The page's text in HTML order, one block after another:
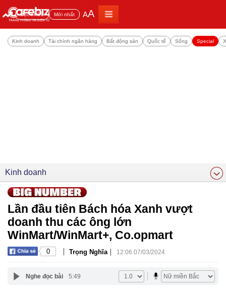
Đọc nhiều Mới nhất AA
Kinh doanh Tài chính ngân hàng Bất động sản Quốc tế Sống Special
Kinh doanh
Lần đầu tiên Bách hóa Xanh vượt
doanh thu các ông lớn
WinMart/WinMart+, Co.opmart
0 | Trọng Nghĩa | 12:06 07/03/2024
Nghe đọc bài 5:49